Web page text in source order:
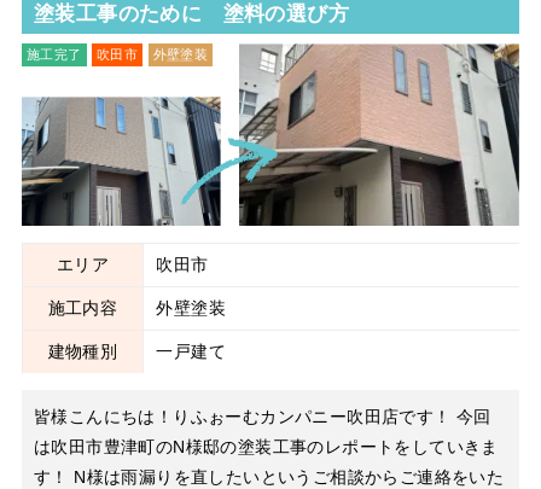
塗装工事のために 塗料の選び方
施工完了 吹田市 外壁塗装
エリア 吹田市
施工内容 外壁塗装
建物種別 一戸建て
皆様こんにちは！りふぉーむカンパニー吹田店です！ 今回
は吹田市豊津町のN様邸の塗装工事のレポートをしていきま
す！ N様は雨漏りを直したいというご相談からご連絡をいた